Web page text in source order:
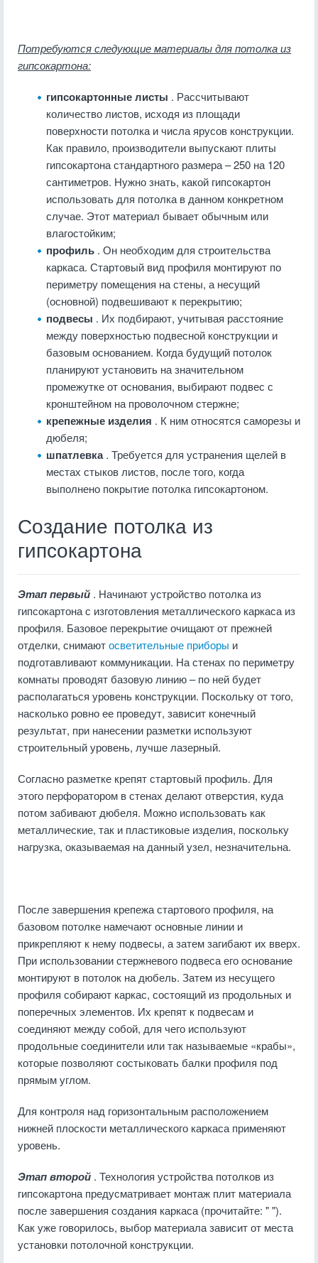
Потребуются следующие материалы для потолка из
гипсокартона:
гипсокартонные листы . Рассчитывают
количество листов, исходя из площади
поверхности потолка и числа ярусов конструкции.
Как правило, производители выпускают плиты
гипсокартона стандартного размера – 250 на 120
сантиметров. Нужно знать, какой гипсокартон
использовать для потолка в данном конкретном
случае. Этот материал бывает обычным или
влагостойким;
профиль . Он необходим для строительства
каркаса. Стартовый вид профиля монтируют по
периметру помещения на стены, а несущий
(основной) подвешивают к перекрытию;
подвесы . Их подбирают, учитывая расстояние
между поверхностью подвесной конструкции и
базовым основанием. Когда будущий потолок
планируют установить на значительном
промежутке от основания, выбирают подвес с
кронштейном на проволочном стержне;
крепежные изделия . К ним относятся саморезы и
дюбеля;
шпатлевка. Требуется для устранения щелей в
местах стыков листов, после того, когда
выполнено покрытие потолка гипсокартоном.
Создание потолка из
гипсокартона
Этап первый . Начинают устройство потолка из
гипсокартона с изготовления металлического каркаса из
профиля. Базовое перекрытие очищают от прежней
отделки, снимаютосветительные приборы и
подготавливают коммуникации. На стенах по периметру
комнаты проводят базовую линию – по ней будет
располагаться уровень конструкции. Поскольку от того,
насколько ровно ее проведут, зависит конечный
результат, при нанесении разметки используют
строительный уровень, лучше лазерный.
Согласно разметке крепят стартовый профиль. Для
этого перфоратором в стенах делают отверстия, куда
потом забивают дюбеля. Можно использовать как
металлические, так и пластиковые изделия, поскольку
нагрузка, оказываемая на данный узел, незначительна.
После завершения крепежа стартового профиля, на
базовом потолке намечают основные линии и
прикрепляют к нему подвесы, а затем загибают их вверх.
При использовании стержневого подвеса его основание
монтируют в потолок на дюбель. Затем из несущего
профиля собирают каркас, состоящий из продольных и
поперечных элементов. Их крепят к подвесам и
соединяют между собой, для чего используют
продольные соединители или так называемые «крабы»,
которые позволяют состыковать балки профиля под
прямым углом.
Для контроля над горизонтальным расположением
нижней плоскости металлического каркаса применяют
уровень.
Этап второй . Технология устройства потолков из
гипсокартона предусматривает монтаж плит материала
после завершения создания каркаса (прочитайте: " ").
Как уже говорилось, выбор материала зависит от места
установки потолочной конструкции.